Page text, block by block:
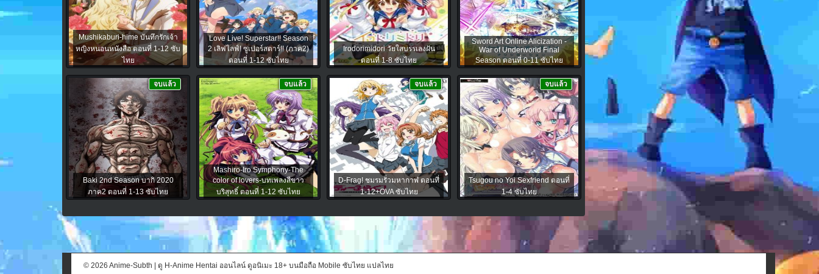
Mushikaburi-hime บันทึกรักเจ้า
หญิงหนอนหนังสือ ตอนที่ 1-12 ซับ
ไทย
Love Live! Superstar!! Season
2 เลิฟไลฟ์! ซูเปอร์สตาร์!! (ภาค2)
ตอนที่ 1-12 ซับไทย
Irodorimidori วัยใสบรรเลงฝัน
ตอนที่ 1-8 ซับไทย
Sword Art Online Alicization -
War of Underworld Final
Season ตอนที่ 0-11 ซับไทย
Baki 2nd Season บากิ 2020
ภาค2 ตอนที่ 1-13 ซับไทย
จบแล้ว
Mashiro-Iro Symphony-The
color of lovers-บทเพลงสีขาว
บริสุทธิ์ ตอนที่ 1-12 ซับไทย
จบแล้ว
D-Frag! ชมรมรั่วมหากาฬ ตอนที่
1-12+OVA ซับไทย
จบแล้ว
Tsugou no Yoi Sexfriend ตอนที่
1-4 ซับไทย
จบแล้ว
© 2026 Anime-Subth | ดู H-Anime Hentai ออนไลน์ ดูอนิเมะ 18+ บนมือถือ Mobile ซับไทย แปลไทย